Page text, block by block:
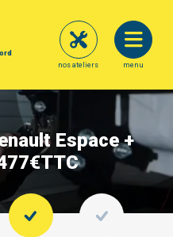
menu
nos ateliers
Espace +
TTC